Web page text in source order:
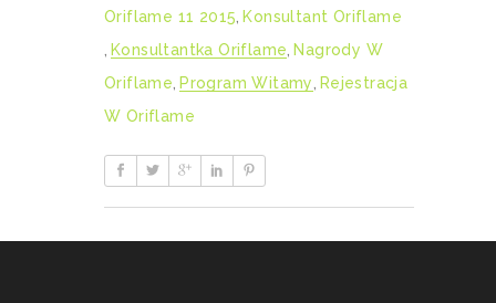
Oriflame 11 2015 Konsultant Oriflame
Konsultantka Oriflame Nagrody W
Oriflame Program Witamy Rejestracja
W Oriflame